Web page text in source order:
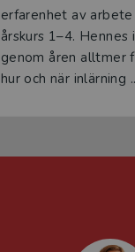
erfarenhet av
årskurs 1–4. Hennes
genom åren alltmer
hur och när inlärning